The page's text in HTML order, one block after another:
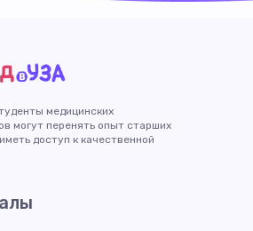
медицинских
могут перенять опыт старших
доступ к качественной